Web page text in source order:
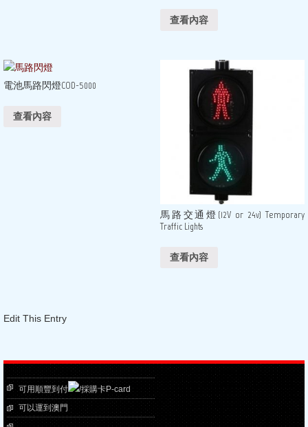
查看內容
電池馬路閃燈COD-5000
查看內容
馬路交通燈(12V or 24v) Temporary
Traffic Lights
查看內容
Edit This Entry
可用順豐到付
/採購卡P-card
可以運到澳門